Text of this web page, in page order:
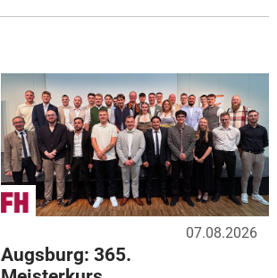
07.08.2026
Augsburg: 365.